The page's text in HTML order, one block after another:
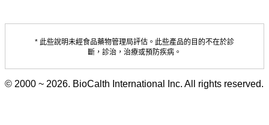
* 此些說明未經食品藥物管理局評估。此些產品的目的不在於診
斷，診治，治療或預防疾病。
© 2000 ~ 2026. BioCalth International Inc. All rights reserved.